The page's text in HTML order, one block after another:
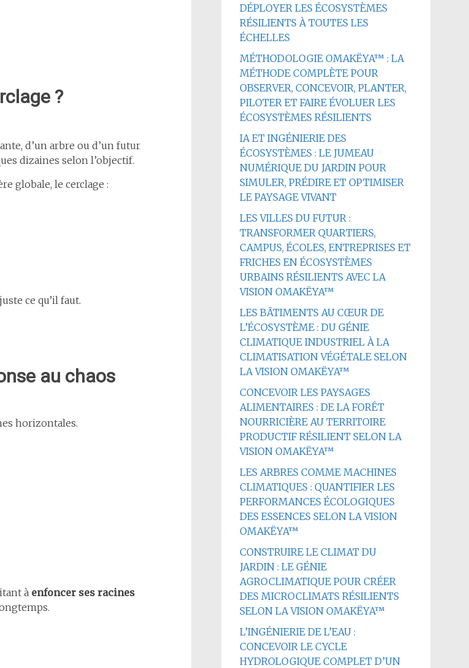
?
d’un arbre ou d’un futur
dizaines selon l’objectif.
globale, le cerclage :
ce qu’il faut.
au chaos
horizontales.
à enfoncer ses racines
DÉPLOYER LES ÉCOSYSTÈMES
RÉSILIENTS À TOUTES LES
ÉCHELLES
MÉTHODOLOGIE OMAKËYA™ : LA
MÉTHODE COMPLÈTE POUR
OBSERVER, CONCEVOIR, PLANTER,
PILOTER ET FAIRE ÉVOLUER LES
ÉCOSYSTÈMES RÉSILIENTS
IA ET INGÉNIERIE DES
ÉCOSYSTÈMES : LE JUMEAU
NUMÉRIQUE DU JARDIN POUR
SIMULER, PRÉDIRE ET OPTIMISER
LE PAYSAGE VIVANT
LES VILLES DU FUTUR :
TRANSFORMER QUARTIERS,
CAMPUS, ÉCOLES, ENTREPRISES ET
FRICHES EN ÉCOSYSTÈMES
URBAINS RÉSILIENTS AVEC LA
VISION OMAKËYA™
LES BÂTIMENTS AU CŒUR DE
L’ÉCOSYSTÈME : DU GÉNIE
CLIMATIQUE INDUSTRIEL À LA
CLIMATISATION VÉGÉTALE SELON
LA VISION OMAKËYA™
CONCEVOIR LES PAYSAGES
ALIMENTAIRES : DE LA FORÊT
NOURRICIÈRE AU TERRITOIRE
PRODUCTIF RÉSILIENT SELON LA
VISION OMAKËYA™
LES ARBRES COMME MACHINES
CLIMATIQUES : QUANTIFIER LES
PERFORMANCES ÉCOLOGIQUES
DES ESSENCES SELON LA VISION
OMAKËYA™
CONSTRUIRE LE CLIMAT DU
JARDIN : LE GÉNIE
AGROCLIMATIQUE POUR CRÉER
DES MICROCLIMATS RÉSILIENTS
SELON LA VISION OMAKËYA™
L’INGÉNIERIE DE L’EAU :
CONCEVOIR LE CYCLE
HYDROLOGIQUE COMPLET D’UN